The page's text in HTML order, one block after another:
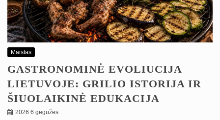
Maistas
GASTRONOMINĖ EVOLIUCIJA
LIETUVOJE: GRILIO ISTORIJA IR
ŠIUOLAIKINĖ EDUKACIJA
2026 6 gegužės